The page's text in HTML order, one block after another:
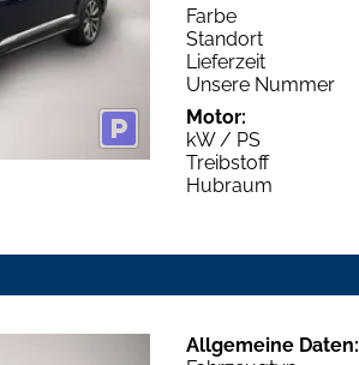
Farbe
Standort
Lieferzeit
Unsere Nummer
Motor:
kW / PS
Treibstoff
Hubraum
Allgemeine Daten: